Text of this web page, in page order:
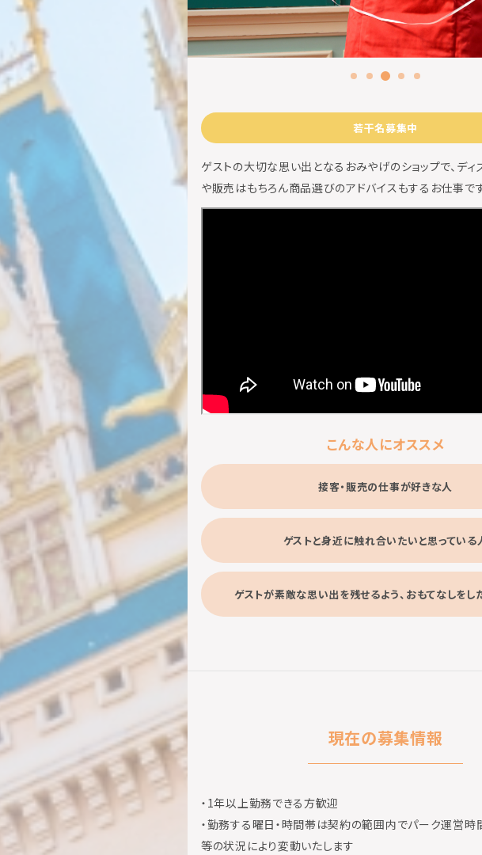
若干名募集中
ゲストの大切な思い出となるおみやげのショップで、ディ
や販売はもちろん商品選びのアドバイスもするお仕事です
こんな人にオススメ
接客・販売の仕事が好きな人
ゲストと身近に触れ合いたいと思っている
ゲストが素敵な思い出を残せるよう、おもてなしをし
現在の募集情報
・1年以上勤務できる方歓迎
・勤務する曜日・時間帯は契約の範囲内でパーク運営時
等の状況により変動いたします